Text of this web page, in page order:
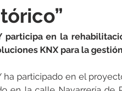
elektrotools-P096000
elektrotools-P046000
elektrotools-P086000
participa en la
KNX para la
ha participado en el